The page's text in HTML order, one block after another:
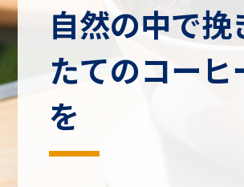
自然の中で挽
たてのコーヒ
を